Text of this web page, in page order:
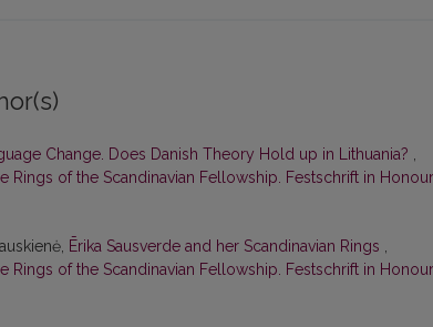
Change. Does Danish Theory Hold up in Lithuania? ,
Rings of the Scandinavian Fellowship. Festschrift in Honour
Ērika Sausverde and her Scandinavian Rings ,
Rings of the Scandinavian Fellowship. Festschrift in Honour